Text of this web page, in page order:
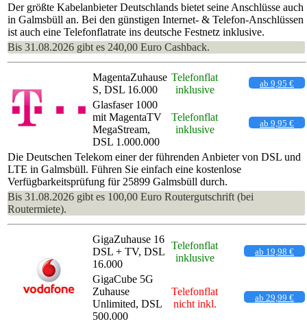
Der größte Kabelanbieter Deutschlands bietet seine Anschlüsse auch
in Galmsbüll an. Bei den günstigen Internet- & Telefon-Anschlüssen
ist auch eine Telefonflatrate ins deutsche Festnetz inklusive.
Bis 31.08.2026 gibt es 240,00 Euro Cashback.
MagentaZuhause
S, DSL 16.000
Telefonflat
inklusive
ab 9,95 €
Glasfaser 1000
mit MagentaTV
MegaStream,
DSL 1.000.000
Telefonflat
inklusive
ab 9,95 €
Die Deutschen Telekom einer der führenden Anbieter von DSL und
LTE in Galmsbüll. Führen Sie einfach eine kostenlose
Verfügbarkeitsprüfung für 25899 Galmsbüll durch.
Bis 31.08.2026 gibt es 100,00 Euro Routergutschrift (bei
Routermiete).
GigaZuhause 16
DSL + TV, DSL
16.000
Telefonflat
inklusive
ab 19,98 €
GigaCube 5G
Zuhause
Unlimited, DSL
500.000
Telefonflat
nicht inkl.
ab 29,99 €